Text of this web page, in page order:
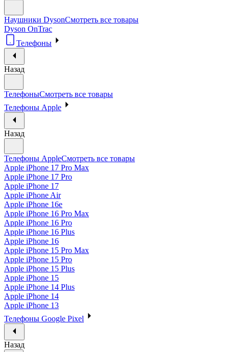
Наушники DysonСмотреть все товары
Dyson OnTrac
Телефоны
Назад
ТелефоныСмотреть все товары
Телефоны Apple
Назад
Телефоны AppleСмотреть все товары
Apple iPhone 17 Pro Max
Apple iPhone 17 Pro
Apple iPhone 17
Apple iPhone Air
Apple iPhone 16e
Apple iPhone 16 Pro Max
Apple iPhone 16 Pro
Apple iPhone 16 Plus
Apple iPhone 16
Apple iPhone 15 Pro Max
Apple iPhone 15 Pro
Apple iPhone 15 Plus
Apple iPhone 15
Apple iPhone 14 Plus
Apple iPhone 14
Apple iPhone 13
Телефоны Google Pixel
Назад